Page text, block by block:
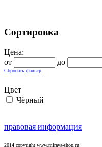
Сортировка
Цена:
от
до
Сбросить фильтр
Цвет
Чёрный
правовая информация
2014 copyright www.miraya-shop.ru